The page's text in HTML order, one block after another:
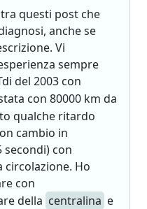
questi post che
anche se
Vi
sempre
del 2003 con
con 80000 km da
qualche ritardo
cambio in
secondi) con
circolazione. Ho
con
della centralina e